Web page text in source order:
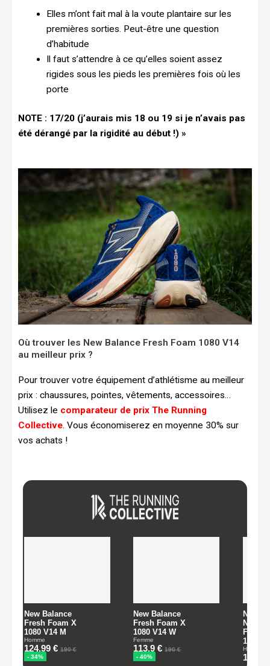
Elles m’ont fait mal à la voute plantaire sur les
premières sorties. Peut-être une question
d’habitude
Il faut s’attendre à ce qu’elles soient assez
rigides sous les pieds les premières fois où les
porte
NOTE : 17/20 (j’aurais mis 18 ou 19 si je n’avais pas
été dérangé par la rigidité au début !) »
Où trouver les New Balance Fresh Foam 1080 V14
au meilleur prix ?
Pour trouver votre équipement d’athlétisme au meilleur
prix : chaussures, pointes, vêtements, accessoires…
Utilisez le comparateur de prix The Running
Collective. Vous économiserez en moyenne 30% sur
vos achats !